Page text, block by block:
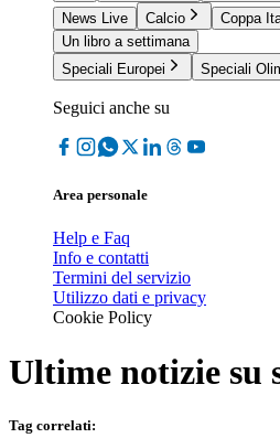
News Live
Calcio Coppa
Un libro a settimana
Speciali Europei
Speciali
Seguici anche su
Area personale
Help e Faq
Info e contatti
Termini del servizio
Utilizzo dati e privacy
Cookie Policy
Ultime notizie su
Tag correlati: